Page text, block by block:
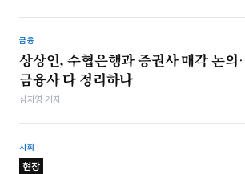
금융
상상인, 수협은행과 증권사 매각 논
금융사 다 정리하나
심지영 기자
사회
현장